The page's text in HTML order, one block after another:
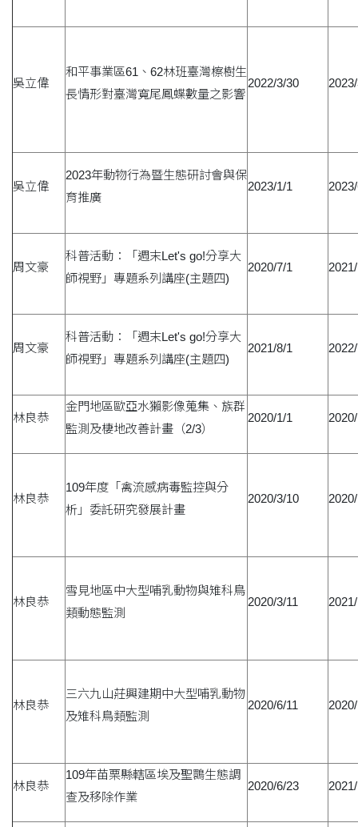
吳立偉
和平事業區61、62林班臺灣檫樹生
長情形對臺灣寬尾鳳蝶數量之影響
2022/3/30
吳立偉
2023年動物行為暨生態研討會與保
育推廣
2023/1/1
周文豪
科普活動：「週末Let's go!分享大
師視野」專題系列講座(主題四)
2020/7/1
周文豪
科普活動：「週末Let's go!分享大
師視野」專題系列講座(主題四)
2021/8/1
林良恭
金門地區歐亞水獺影像蒐集、族群
監測及棲地改善計畫（2/3）
2020/1/1
林良恭
109年度「禽流感病毒監控與分
析」委託研究發展計畫
2020/3/10
林良恭
雪見地區中大型哺乳動物與雉科鳥
類動態監測
2020/3/11
林良恭
三六九山莊興建期中大型哺乳動物
及雉科鳥類監測
2020/6/11
林良恭
109年苗栗縣轄區埃及聖䴉生態調
查及移除作業
2020/6/23